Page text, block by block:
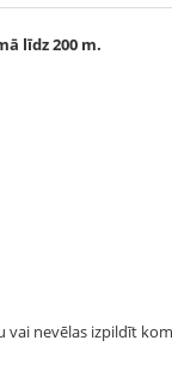
līdz 200 m.
vai nevēlas izpildīt